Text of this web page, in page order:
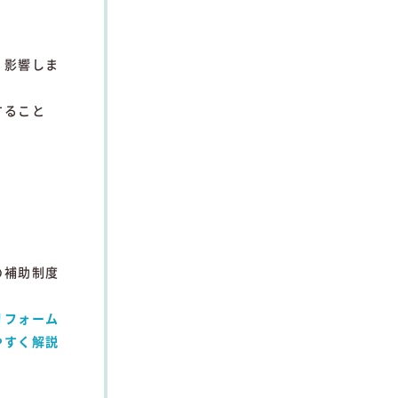
影響 し ま
る こと
補助制度
フォーム
すく 解説